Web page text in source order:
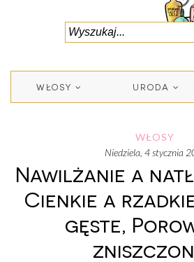
WŁOSY URODA
WŁOSY
niedziela, 4 stycznia
Nawilżanie a
Cienkie a
gęste,